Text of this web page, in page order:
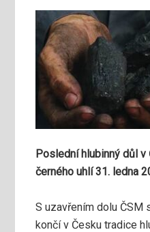
Poslední hlubinný důl v
černého uhlí 31. ledna
S uzavřením dolu ČSM
končí v Česku tradice